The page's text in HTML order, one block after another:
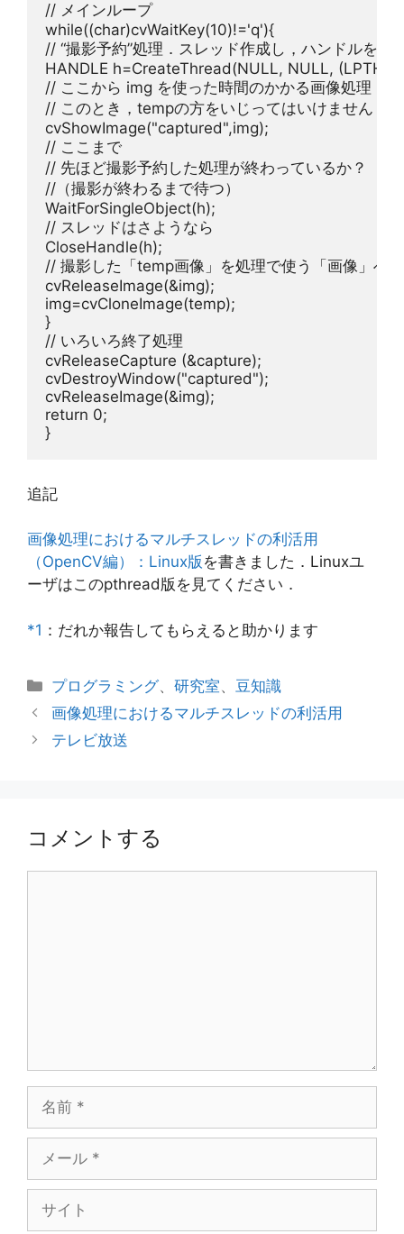
// メインループ
while((char)cvWaitKey(10)!='q'
// “撮影予約”処理．スレッド作成し，ハンドルを保
HANDLE h=CreateThread(NULL, NULL,
// ここから img を使った時間のかかる画像処理
// このとき，tempの方をいじってはいけません
cvShowImage("captured"
// ここまで
// 先ほど撮影予約した処理が終わっているか？
//（撮影が終わるまで待つ）
// スレッドはさようなら
// 撮影した「temp画像」を処理で使う「画像」へ
cvReleaseImage(&img);
img=cvCloneImage(temp);
// いろいろ終了処理
cvReleaseCapture (&capture);
cvDestroyWindow("captured");
return 0;
追記
画像処理におけるマルチスレッドの利活用
（OpenCV編）：Linux版 を書きました．Linuxユ
ーザはこのpthread版を見てください．
*1 ：だれか報告してもらえると助かります
カ
テ
リ
プログラミング、研究室、 豆知識
画像処理におけるマルチスレッドの利活用
テレビ放送
コメントする
ル